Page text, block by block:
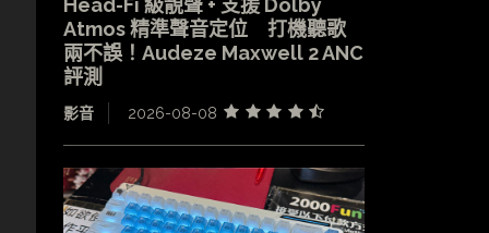
Atmos 精準聲音定位 打機聽歌
兩不誤！Audeze Maxwell 2 ANC
評測
影音 2026-08-08